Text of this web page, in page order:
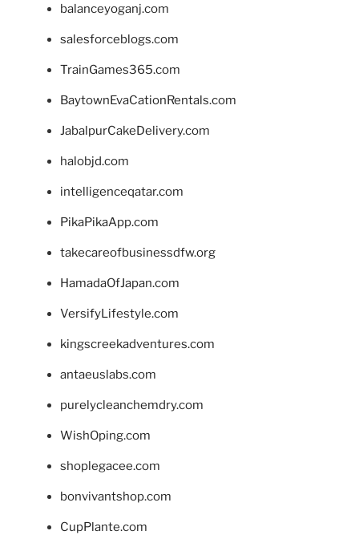
balanceyoganj.com
salesforceblogs.com
TrainGames365.com
BaytownEvaCationRentals.com
JabalpurCakeDelivery.com
halobjd.com
intelligenceqatar.com
PikaPikaApp.com
takecareofbusinessdfw.org
HamadaOfJapan.com
VersifyLifestyle.com
kingscreekadventures.com
antaeuslabs.com
purelycleanchemdry.com
WishOping.com
shoplegacee.com
bonvivantshop.com
CupPlante.com